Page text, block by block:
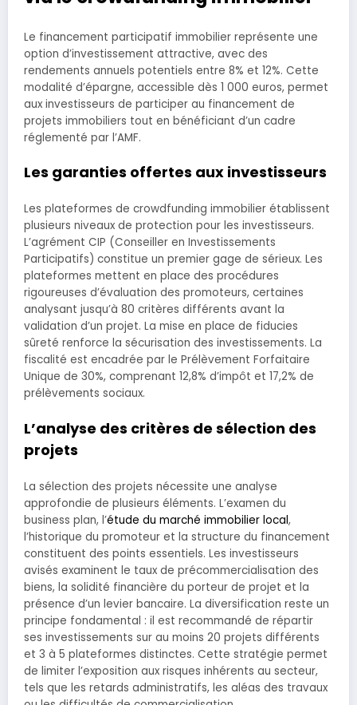
Le financement participatif immobilier représente une
option d’investissement attractive, avec des
rendements annuels potentiels entre 8% et 12%. Cette
modalité d’épargne, accessible dès 1 000 euros, permet
aux investisseurs de participer au financement de
projets immobiliers tout en bénéficiant d’un cadre
réglementé par l’AMF.
Les garanties offertes aux investisseurs
Les plateformes de crowdfunding immobilier établissent
plusieurs niveaux de protection pour les investisseurs.
L’agrément CIP (Conseiller en Investissements
Participatifs) constitue un premier gage de sérieux. Les
plateformes mettent en place des procédures
rigoureuses d’évaluation des promoteurs, certaines
analysant jusqu’à 80 critères différents avant la
validation d’un projet. La mise en place de fiducies
sûreté renforce la sécurisation des investissements. La
fiscalité est encadrée par le Prélèvement Forfaitaire
Unique de 30%, comprenant 12,8% d’impôt et 17,2% de
prélèvements sociaux.
L’analyse des critères de sélection des
projets
La sélection des projets nécessite une analyse
approfondie de plusieurs éléments. L’examen du
business plan, l’étude du marché immobilier local,
l’historique du promoteur et la structure du financement
constituent des points essentiels. Les investisseurs
avisés examinent le taux de précommercialisation des
biens, la solidité financière du porteur de projet et la
présence d’un levier bancaire. La diversification reste un
principe fondamental : il est recommandé de répartir
ses investissements sur au moins 20 projets différents
et 3 à 5 plateformes distinctes. Cette stratégie permet
de limiter l’exposition aux risques inhérents au secteur,
tels que les retards administratifs, les aléas des travaux